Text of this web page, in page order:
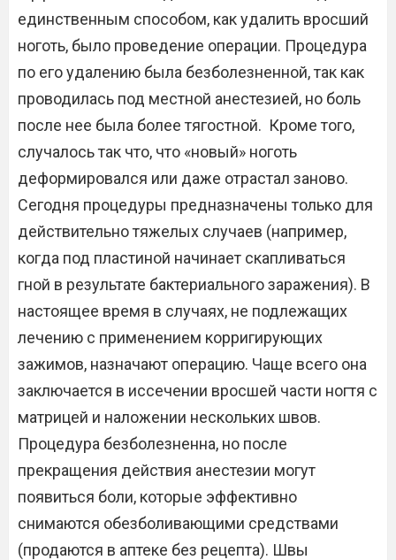
единственным способом, как удалить вросший
ноготь, было проведение операции. Процедура
по его удалению была безболезненной, так как
проводилась под местной анестезией, но боль
после нее была более тягостной. Кроме того,
случалось так что, что «новый» ноготь
деформировался или даже отрастал заново.
Сегодня процедуры предназначены только для
действительно тяжелых случаев (например,
когда под пластиной начинает скапливаться
гной в результате бактериального заражения). В
настоящее время в случаях, не подлежащих
лечению с применением корригирующих
зажимов, назначают операцию. Чаще всего она
заключается в иссечении вросшей части ногтя с
матрицей и наложении нескольких швов.
Процедура безболезненна, но после
прекращения действия анестезии могут
появиться боли, которые эффективно
снимаются обезболивающими средствами
(продаются в аптеке без рецепта). Швы